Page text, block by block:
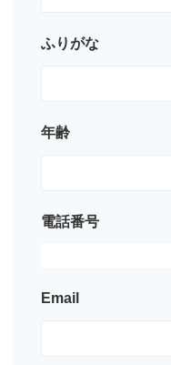
ふりがな
年齢
電話番号
Email